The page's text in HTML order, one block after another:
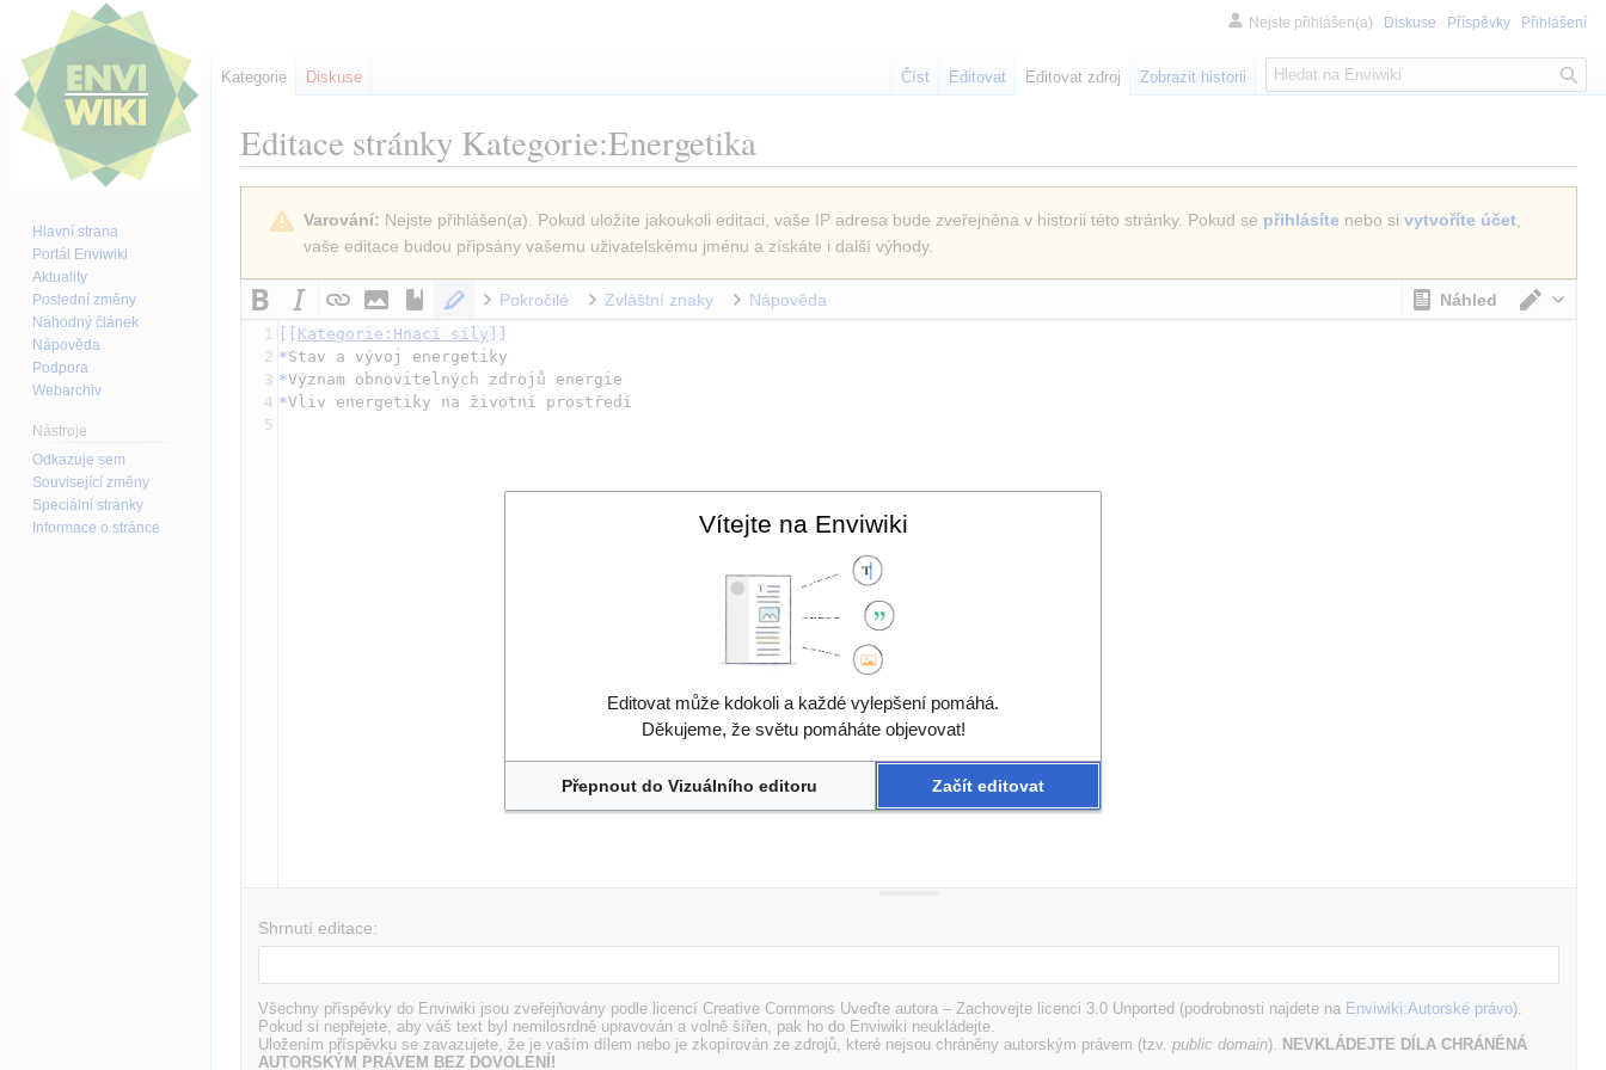
Editace stránky Kategorie:Energetika
vyhledávání
Varování: Nejste přihlášen(a). Pokud uložíte jakoukoli editaci, vaše IP adresa bude zveřejněna v historii této stránky. Pokud se přihlásíte nebo si vytvoříte účet,
vaše editace budou připsány vašemu uživatelskému jménu a získáte i další výhody.
Náhled
Pokročilé Zvláštní znaky Nápověda
1 Kategorie:Hnací síly
2 *Stav a vývoj energetiky
3 *Význam obnovitelných zdrojů energie
4 *Vliv energetiky na životní prostředí
5
Shrnutí editace:
Všechny příspěvky do Enviwiki jsou zveřejňovány podle licencí Creative Commons Uveďte autora – Zachovejte licenci 3.0 Unported (podrobnosti najdete na Enviwiki:Autorské právo).
Pokud si nepřejete, aby váš text byl nemilosrdně upravován a volně šířen, pak ho do Enviwiki neukládejte.
Uložením příspěvku se zavazujete, že je vaším dílem nebo je zkopírován ze zdrojů, které nejsou chráněny autorským právem (tzv. public domain). NEVKLÁDEJTE DÍLA CHRÁNĚNÁ
AUTORSKÝM PRÁVEM BEZ DOVOLENÍ!
Nejste přihlášen(a) Diskuse Příspěvky Přihlášení
Kategorie Diskuse Číst Editovat Editovat zdroj Zobrazit historii
H
l
á
í
Hlavní strana
Portál Enviwiki
Aktuality
Poslední změny
Náhodný článek
Nápověda
Podpora
Webarchiv
Nástroje
Odkazuje sem
Související změny
Speciální stránky
Informace o stránce
Vítejte na Enviwiki
Editovat může kdokoli a každé vylepšení pomáhá.
Děkujeme, že světu pomáháte objevovat!
Přepnout do Vizuálního editoru Začít editovat